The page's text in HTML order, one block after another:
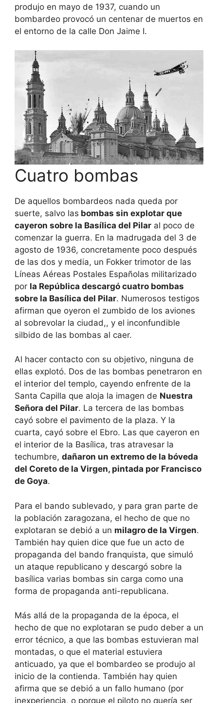
produjo en mayo de 1937, cuando un
bombardeo provocó un centenar de muertos en
el entorno de la calle Don Jaime I.
Cuatro bombas
De aquellos bombardeos nada queda por
suerte, salvo las bombas sin explotar que
cayeron sobre la Basílica del Pilar al poco de
comenzar la guerra. En la madrugada del 3 de
agosto de 1936, concretamente poco después
de las dos y media, un Fokker trimotor de las
Líneas Aéreas Postales Españolas militarizado
por la República descargó cuatro bombas
sobre la Basílica del Pilar. Numerosos testigos
afirman que oyeron el zumbido de los aviones
al sobrevolar la ciudad,, y el inconfundible
silbido de las bombas al caer.
Al hacer contacto con su objetivo, ninguna de
ellas explotó. Dos de las bombas penetraron en
el interior del templo, cayendo enfrente de la
Santa Capilla que aloja la imagen de Nuestra
Señora del Pilar. La tercera de las bombas
cayó sobre el pavimento de la plaza. Y la
cuarta, cayó sobre el Ebro. Las que cayeron en
el interior de la Basílica, tras atravesar la
techumbre, dañaron un extremo de la bóveda
del Coreto de la Virgen, pintada por Francisco
de Goya.
Para el bando sublevado, y para gran parte de
la población zaragozana, el hecho de que no
explotaran se debió a un milagro de la Virgen.
También hay quien dice que fue un acto de
propaganda del bando franquista, que simuló
un ataque republicano y descargó sobre la
basílica varias bombas sin carga como una
forma de propaganda anti-republicana.
Más allá de la propaganda de la época, el
hecho de que no explotaran se pudo deber a un
error técnico, a que las bombas estuvieran mal
montadas, o que el material estuviera
anticuado, ya que el bombardeo se produjo al
inicio de la contienda. También hay quien
afirma que se debió a un fallo humano (por
inexperiencia, o porque el piloto no quería ser